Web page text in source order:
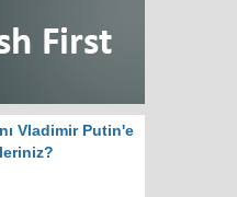
Vladimir Putin'e